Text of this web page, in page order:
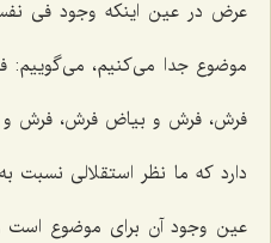
عرض در عین اینکه وجود فی
موضوع جدا می‌کنیم،
فرش، فرش و بیاض فرش، فرش و
دارد که ما نظر استقلالی نسبت
عین وجود آن برای موضوع است